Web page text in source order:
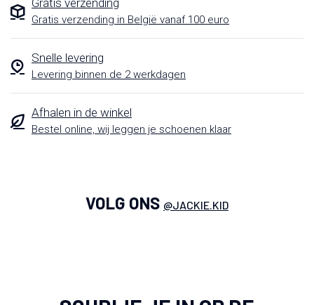
Gratis verzending
Gratis verzending in België vanaf 100 euro
Snelle levering
Levering binnen de 2 werkdagen
Afhalen in de winkel
Bestel online, wij leggen je schoenen klaar
VOLG ONS @JACKIE.KID